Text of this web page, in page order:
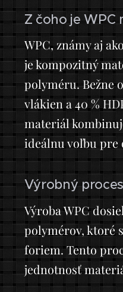
Z čoho je
WPC, známy aj
je kompozitný
polyméru. Bežne
vlákien a 40 %
materiál
ideálnu voľbu pre
Výrobný
Výroba WPC
polymérov, ktoré
foriem. Tento
jednotnosť